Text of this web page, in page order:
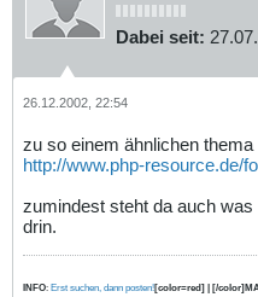
Dabei seit:
26.12.2002, 22:54
zu so einem ähnlichen
http://www.php-resource.de/
zumindest steht da auch
drin.
INFO: Erst suchen, dann posten![color=red] | [/